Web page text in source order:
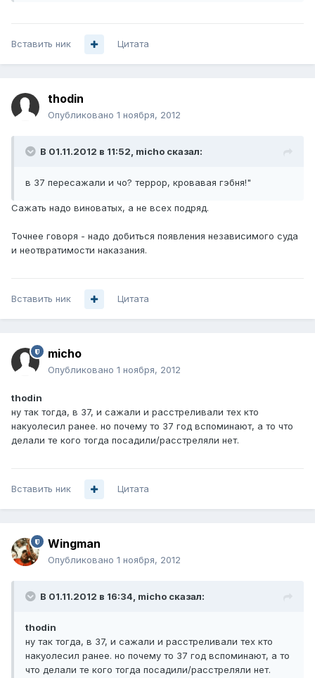
Вставить ник Цитата
thodin
Опубликовано 1 ноября, 2012
В 01.11.2012 в 11:52, micho сказал:
в 37 пересажали и чо? террор, кровавая гэбня!"
Сажать надо виноватых, а не всех подряд.
Точнее говоря - надо добиться появления независимого суда
и неотвратимости наказания.
Вставить ник Цитата
micho
Опубликовано 1 ноября, 2012
thodin
ну так тогда, в 37, и сажали и расстреливали тех кто
накуолесил ранее. но почему то 37 год вспоминают, а то что
делали те кого тогда посадили/расстреляли нет.
Вставить ник Цитата
Wingman
Опубликовано 1 ноября, 2012
В 01.11.2012 в 16:34, micho сказал:
thodin
ну так тогда, в 37, и сажали и расстреливали тех кто
накуолесил ранее. но почему то 37 год вспоминают, а то
что делали те кого тогда посадили/расстреляли нет.